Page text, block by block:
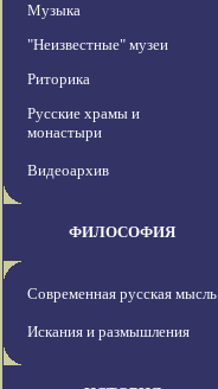
Музыка
"Неизвестные" музеи
Риторика
Русские храмы и
монастыри
Видеоархив
ФИЛОСОФИЯ
Современная русская мысль
Искания и размышления